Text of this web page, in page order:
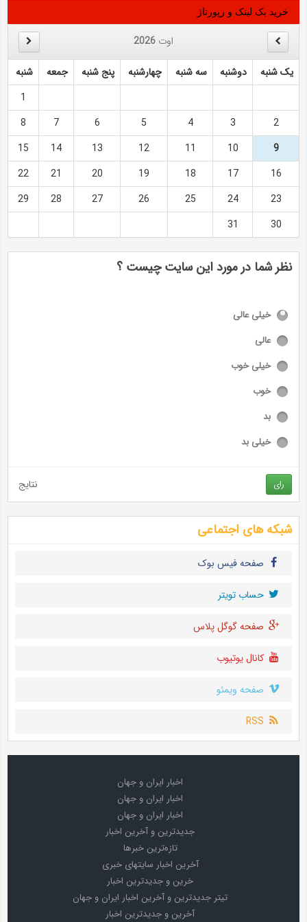
خرید بک لینک و رپورتاژ
اوت 2026
یک شنبه دوشنبه سه شنبه چهارشنبه پنج شنبه جمعه
شنبه
1
2
3
4
5
6
7
8
9
10
11
12
13
14
15
16
17
18
19
20
21
22
23
24
25
26
27
28
29
30
31
نظر شما در مورد این سایت چیست ؟
خیلی عالی
عالی
خیلی خوب
خوب
بد
خیلی بد
رای نتایج
شبکه های اجتماعی
صفحه فیس بوک
حساب تويتر
صفحه گوگل پلاس
کانال یوتیوب
صفحه ویمئو
RSS
اخبار ایران و جهان
اخبار ایران و جهان
اخبار ایران و جهان
جدیدترین و آخرین اخبار
تازه‌ترین خبرها
آخرین اخبار سایتهای خبری
خرین و جدیدترین اخبار
تیتر جدیدترین و آخرین اخبار ایران و جهان
آخرین و جدیدترین اخبار